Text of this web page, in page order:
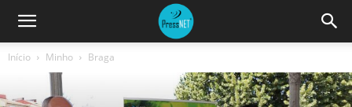
Início Minho Braga